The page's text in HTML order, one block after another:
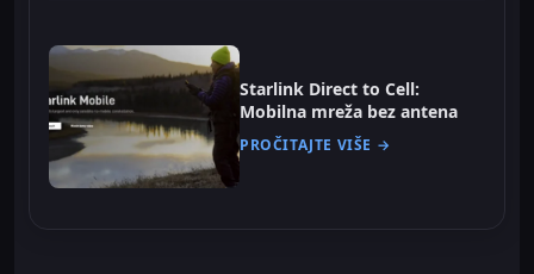
Starlink Direct to Cell:
Mobilna mreža bez antena
PROČITAJTE VIŠE →